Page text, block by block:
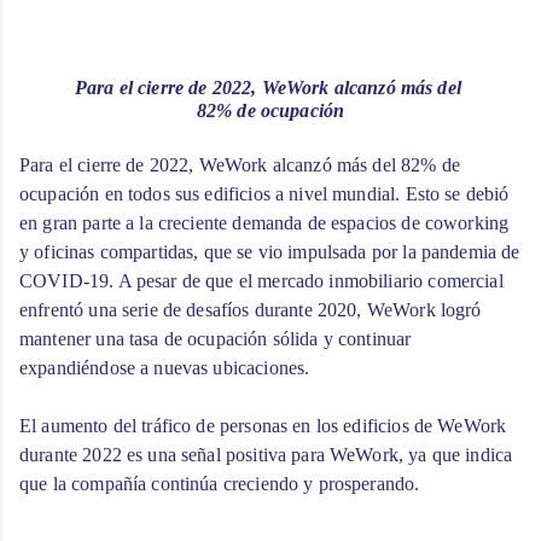
Para el cierre de 2022, WeWork alcanzó más del
82% de ocupación
Para el cierre de 2022, WeWork alcanzó más del 82% de
ocupación en todos sus edificios a nivel mundial. Esto se debió
en gran parte a la creciente demanda de espacios de coworking
y oficinas compartidas, que se vio impulsada por la pandemia de
COVID-19. A pesar de que el mercado inmobiliario comercial
enfrentó una serie de desafíos durante 2020, WeWork logró
mantener una tasa de ocupación sólida y continuar
expandiéndose a nuevas ubicaciones.
El aumento del tráfico de personas en los edificios de WeWork
durante 2022 es una señal positiva para WeWork, ya que indica
que la compañía continúa creciendo y prosperando.